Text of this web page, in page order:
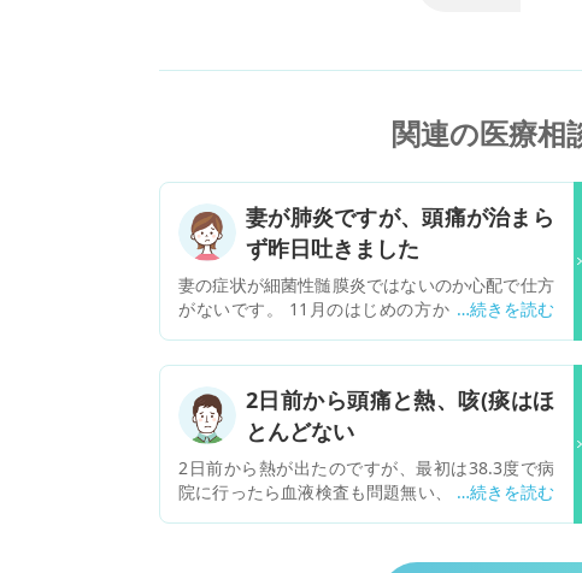
関連の医療相
妻が肺炎ですが、頭痛が治まら
ず昨日吐きました
妻の症状が細菌性髄膜炎ではないのか心配で仕方
がないです。 11月のはじめの方から咳が止まら
りましたが、肺炎とは言われなかったのに、11月
29日(金)に急性肺炎と診断され、CTをとり、肺の
中に4箇所も白い陰があり、重症だと医者に言わ
ていましたが､妻は頭痛をずっと訴えており、12
月2日(月)には2回吐きました。 入院しているから
病院に任せるしかありませんが、素人なりにググ
2日前から頭痛と熱、咳(痰はほ
とんどない
2日前から熱が出たのですが、最初は38.3度で病
院に行ったら血液検査も問題無い、肺のレントゲ
少し運動をするとまたすぐに熱が8度まで上がっ